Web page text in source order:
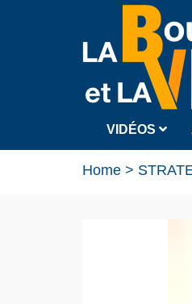
VIDÉOS
Home >